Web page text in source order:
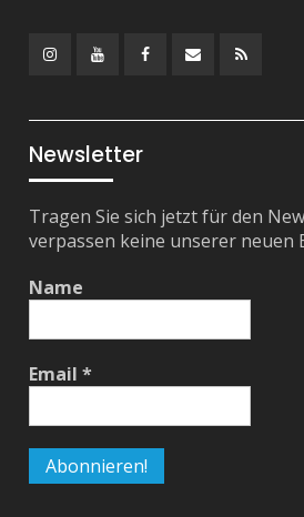
Newsletter
Tragen Sie sich jetzt für den
verpassen keine unserer neuen
Name
Email*